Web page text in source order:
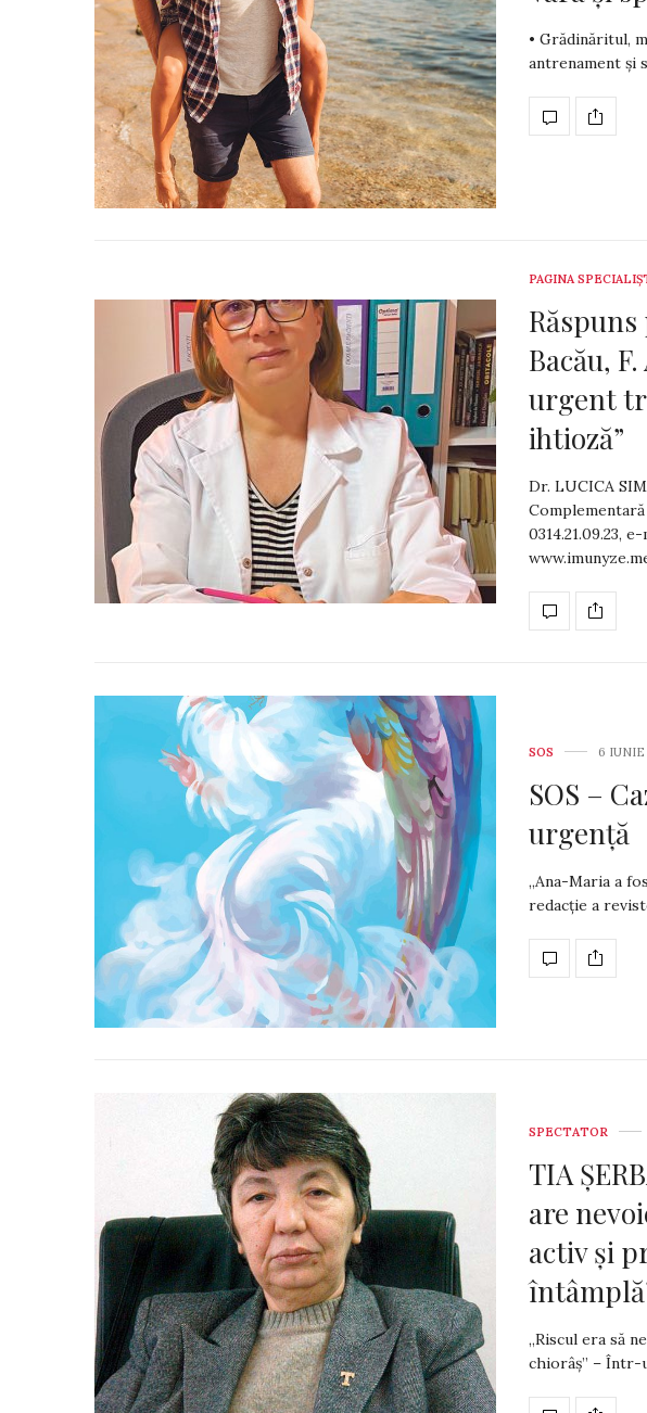
• Grădinăritul,
antre­na­ment și
PAGINA
Bacău,
urgent
ihtioză”
Dr. LUCICA
Complementară
0314.21.09.23, e-
SOS 6 IUNIE
SOS –
urgență
„Ana-Maria a
redacție a
SPECTATOR
TIA
are
activ și
„Riscul era să
chiorâș” –